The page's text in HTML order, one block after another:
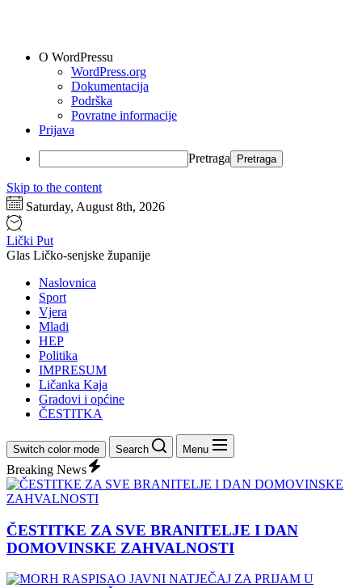
O WordPressu
WordPress.org
Dokumentacija
Podrška
Povratne informacije
Prijava
Pretraga
Skip to the content
Saturday, August 8th, 2026
Lički Put
Glas Ličko-senjske županije
Naslovnica
Sport
Vjera
Mladi
HEP
Politika
IMPRESUM
Ličanka Kaja
Gradovi i općine
ČESTITKA
Switch color mode Search Menu
Breaking News
ČESTITKE ZA SVE BRANITELJE I DAN
DOMOVINSKE ZAHVALNOSTI